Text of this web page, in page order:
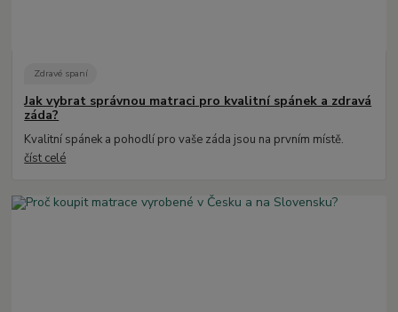
Zdravé spaní
Jak vybrat správnou matraci pro kvalitní spánek a zdravá
záda?
Kvalitní spánek a pohodlí pro vaše záda jsou na prvním místě.
číst celé